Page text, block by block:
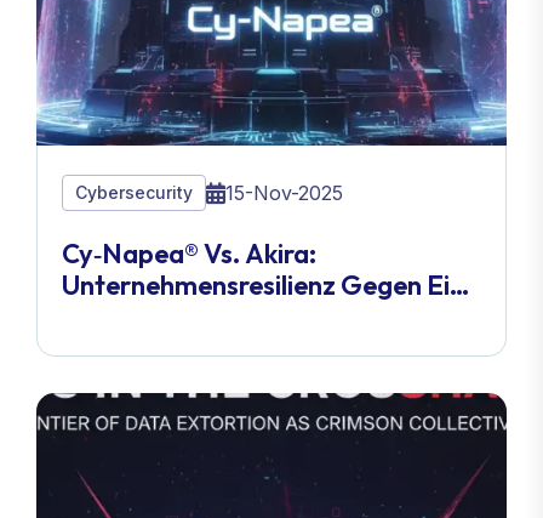
Cybersecurity 15-Nov-2025
Cy‑Napea® Vs. Akira:
Unternehmensresilienz Gegen Eine
Mio. USD